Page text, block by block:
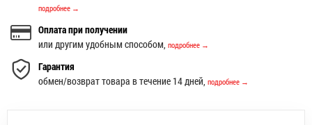
подробнее →
Оплата при получении
или другим удобным способом, подробнее →
Гарантия
обмен/возврат товара в течение 14 дней, подробнее →